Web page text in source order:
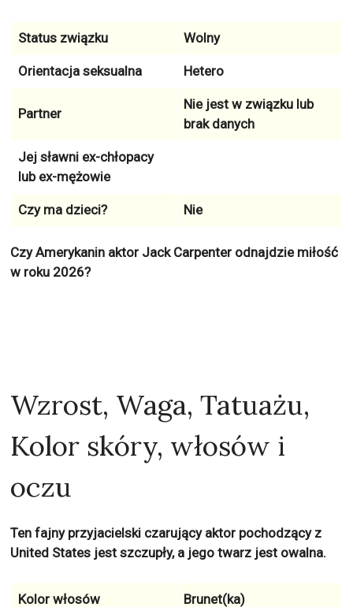
Status związku Wolny
Orientacja seksualna Hetero
Partner
Nie jest w związku lub
brak danych
Jej sławni ex-chłopacy
lub ex-mężowie
Czy ma dzieci? Nie
Czy Amerykanin aktor Jack Carpenter odnajdzie miłość
w roku 2026?
Wzrost, Waga, Tatuażu,
Kolor skóry, włosów i
oczu
Ten fajny przyjacielski czarujący aktor pochodzący z
United States jest szczupły, a jego twarz jest owalna.
Kolor włosów Brunet(ka)